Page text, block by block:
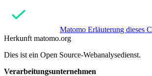
Matomo Erläuterung dieses
Herkunft matomo.org
Dies ist ein Open Source-Webanalysedienst.
Verarbeitungsunternehmen